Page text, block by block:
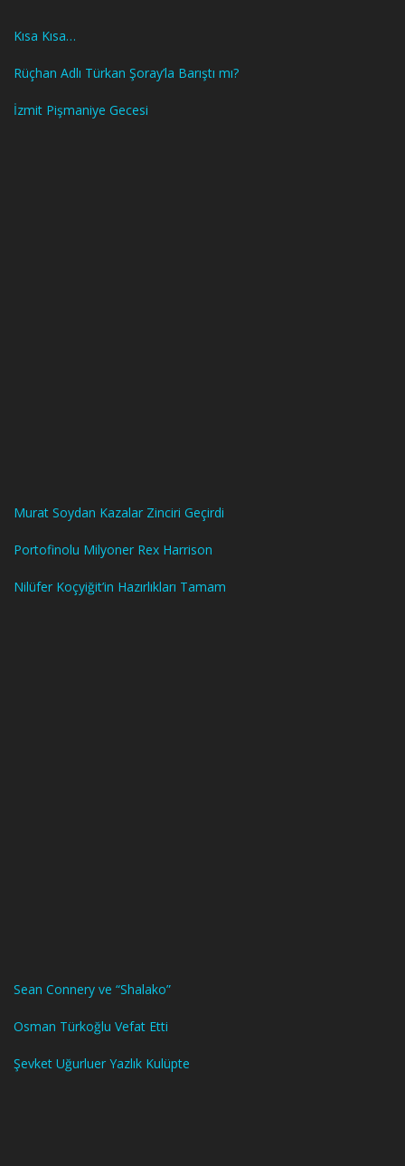
Kısa Kısa…
Rüçhan Adlı Türkan Şoray’la Barıştı mı?
İzmit Pişmaniye Gecesi
Murat Soydan Kazalar Zinciri Geçirdi
Portofinolu Milyoner Rex Harrison
Nilüfer Koçyiğit’in Hazırlıkları Tamam
Sean Connery ve “Shalako”
Osman Türkoğlu Vefat Etti
Şevket Uğurluer Yazlık Kulüpte